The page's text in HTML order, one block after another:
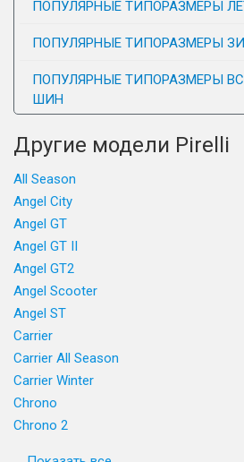
ПОПУЛЯРНЫЕ ТИПОРАЗМЕРЫ
ПОПУЛЯРНЫЕ ТИПОРАЗМЕРЫ
ПОПУЛЯРНЫЕ ТИПОРАЗМЕРЫ
ШИН
Другие модели Pirelli
All Season
Angel City
Angel GT
Angel GT II
Angel GT2
Angel Scooter
Angel ST
Carrier
Carrier All Season
Carrier Winter
Chrono
Chrono 2